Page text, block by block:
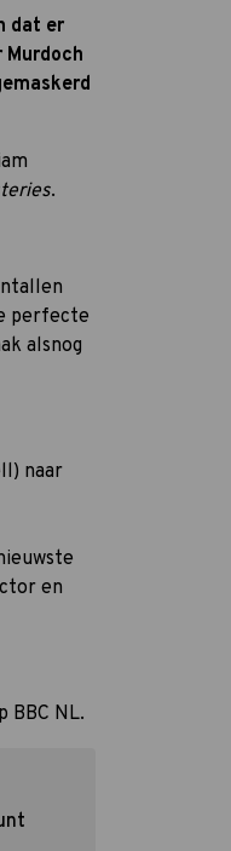
dat er
.
perfecte
alsnog
naar
en
BBC NL.